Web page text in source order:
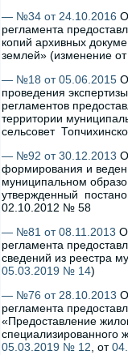
— №34 от 24.10.2016
регламента
копий архивных
землей» (изменение от
— №18 от 05.06.2015
проведения
регламентов
территории
сельсовет
— №92 от 30.12.2013
формирования и
муниципальном
утвержденный
02.10.2012 № 58
— №81 от 08.11.2013
регламента
сведений из реестра
05.03.2019 № 14)
— №76 от 28.10.2013
регламента
«Предоставление
05.03.2019 № 12 , от